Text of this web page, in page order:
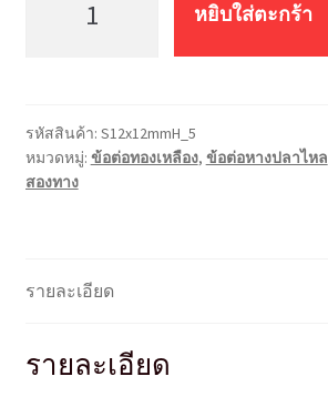
สอง
ทาง
S12x12mmH
หยิบใส่ตะกร้า
รหัสสินค้า: S12x12mmH_5
หมวดหมู่: ข้อต่อทองเหลือง, ข้อต่อหางปลาไหล
สองทาง
รายละเอียด
รายละเอียด